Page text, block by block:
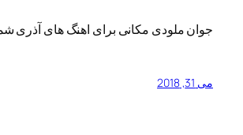
مکانی برای اهنگ های آذری شما